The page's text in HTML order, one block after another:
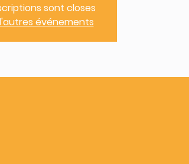
sont closes
événements